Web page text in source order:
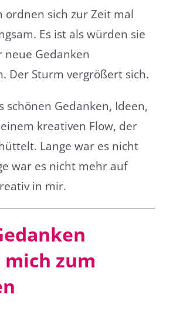
ordnen sich zur Zeit mal
Es ist als würden sie
Gedanken
Der Sturm vergrößert sich.
schönen Gedanken, Ideen,
kreativen Flow, der
Lange war es nicht
war es nicht mehr auf
in mir.
zum